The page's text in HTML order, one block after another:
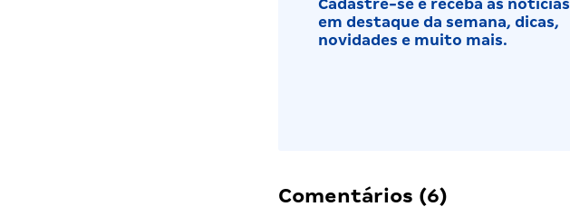
Cadastre-se e receba as notícias
em destaque da semana, dicas,
novidades e muito mais.
Comentários (6)